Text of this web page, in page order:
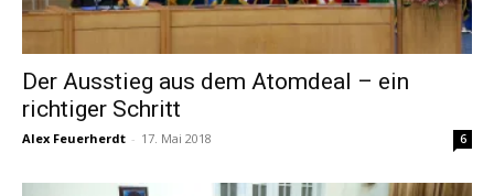
Der Ausstieg aus dem Atomdeal – ein
richtiger Schritt
Alex Feuerherdt - 17. Mai 2018 6